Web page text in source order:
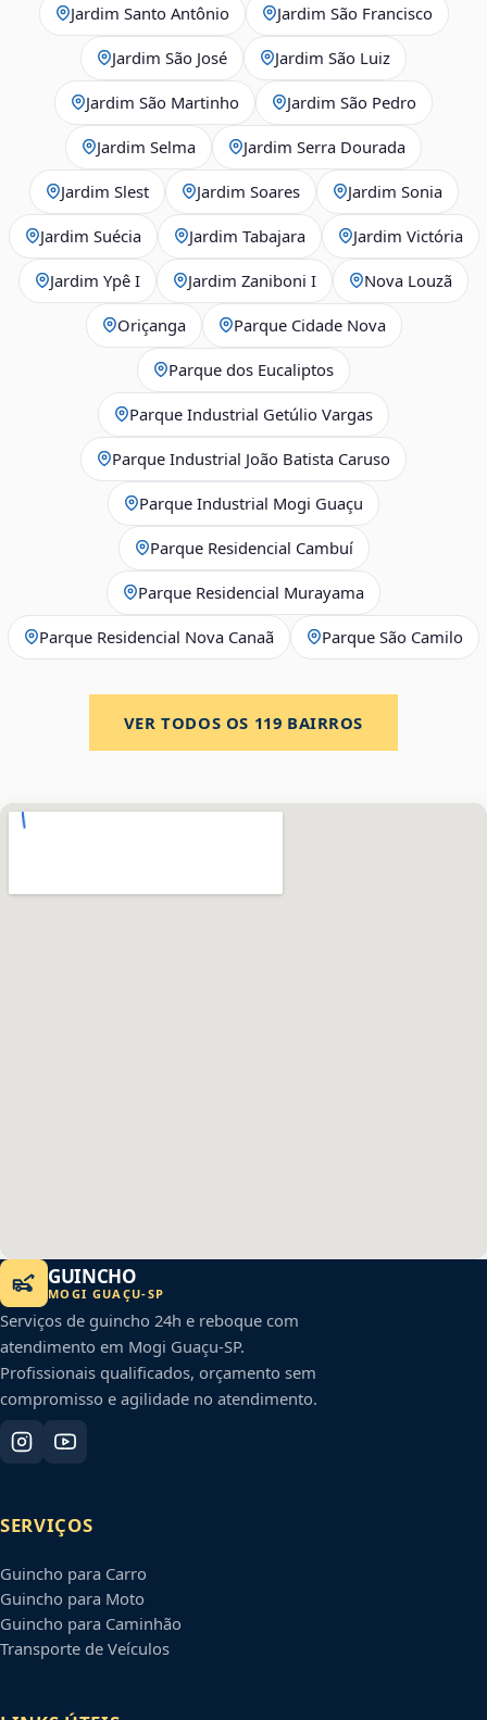
Jardim Santo Antônio Jardim São Francisco
Jardim São José Jardim São Luiz
Jardim São Martinho Jardim São Pedro
Jardim Selma Jardim Serra Dourada
Jardim Slest Jardim Soares Jardim Sonia
Jardim Suécia Jardim Tabajara Jardim Victória
Jardim Ypê I Jardim Zaniboni I Nova Louzã
Oriçanga Parque Cidade Nova
Parque dos Eucaliptos
Parque Industrial Getúlio Vargas
Parque Industrial João Batista Caruso
Parque Industrial Mogi Guaçu
Parque Residencial Cambuí
Parque Residencial Murayama
Parque Residencial Nova Canaã Parque São Camilo
VER TODOS OS 119 BAIRROS
GUINCHO
MOGI GUAÇU-SP
Serviços de guincho 24h e reboque com
atendimento em Mogi Guaçu-SP.
Profissionais qualificados, orçamento sem
compromisso e agilidade no atendimento.
SERVIÇOS
Guincho para Carro
Guincho para Moto
Guincho para Caminhão
Transporte de Veículos